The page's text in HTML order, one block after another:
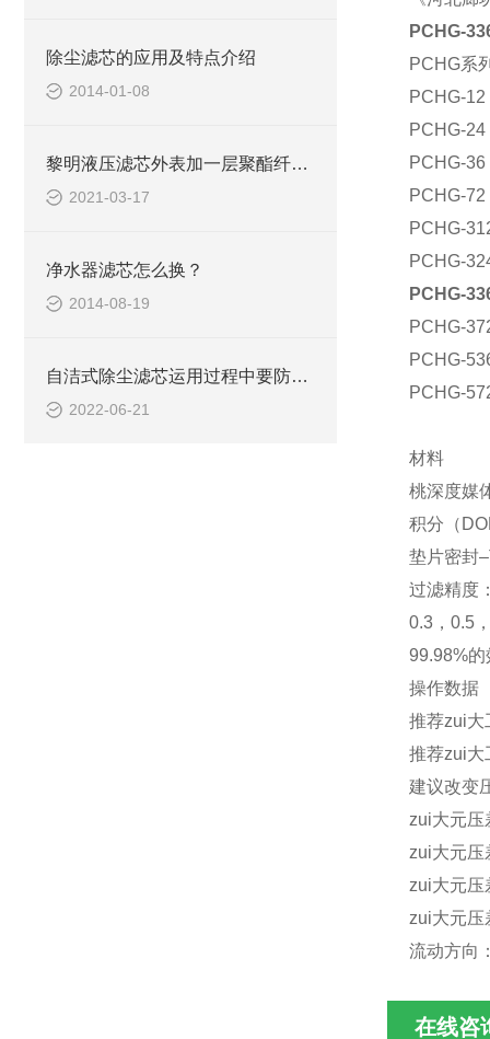
除尘滤芯的应用及特点介绍
2014-01-08
黎明液压滤芯外表加一层聚酯纤维，可以减少滤芯的清洗次数
2021-03-17
净水器滤芯怎么换？
2014-08-19
自洁式除尘滤芯运用过程中要防止大颗粒
2022-06-21
PCHG-
PCHG系列
PCHG-12
PCHG-24
PCHG-36
PCHG-72
PCHG-
PCHG-
PCHG-
PCHG-
PCHG-
PCHG-
材料
桃深度媒
积分（
垫片密封
过滤精度：
0.3，0.5
99.98%的
操作数据
推荐zui大
推荐zui大
建议改变
zui大元压
zui大元压
zui大元压
zui大元压
流动方向
在线咨